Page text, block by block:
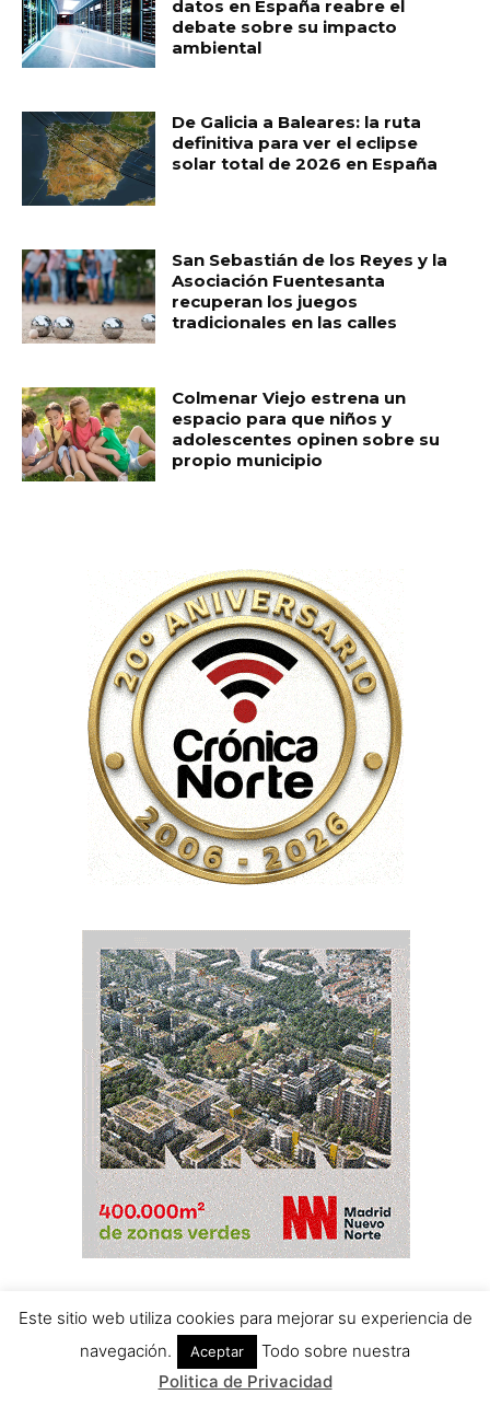
Este sitio web utiliza cookies para mejorar su experiencia de
navegación.
Aceptar
Todo sobre nuestra
Politica de Privacidad